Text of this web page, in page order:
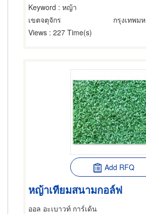
Keyword : หญ้า
เขตจตุจักร
กรุงเทพม
Views : 227 Time(s)
Add RFQ
หญ้าเทียมสนามกอล์ฟ
ออล อะเบาวท์ การ์เด้น